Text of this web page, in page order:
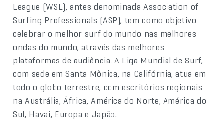
League (WSL), antes denominada Association of
Surfing Professionals (ASP), tem como objetivo
celebrar o melhor surf do mundo nas melhores
ondas do mundo, através das melhores
plataformas de audiência. A Liga Mundial de Surf,
com sede em Santa Mônica, na Califórnia, atua em
todo o globo terrestre, com escritórios regionais
na Austrália, África, América do Norte, América do
Sul, Havaí, Europa e Japão.